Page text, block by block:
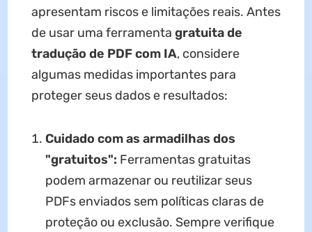
apresentam riscos e limitações reais. Antes
de usar uma ferramenta gratuita de
tradução de PDF com IA, considere
algumas medidas importantes para
proteger seus dados e resultados:
Cuidado com as armadilhas dos
"gratuitos": Ferramentas gratuitas
podem armazenar ou reutilizar seus
PDFs enviados sem políticas claras de
proteção ou exclusão. Sempre verifique